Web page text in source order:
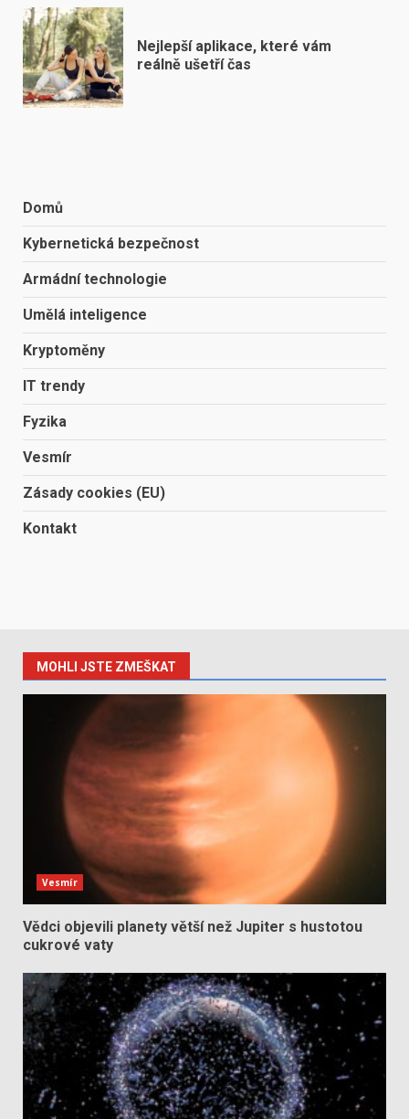
Nejlepší aplikace, které vám
reálně ušetří čas
Domů
Kybernetická bezpečnost
Armádní technologie
Umělá inteligence
Kryptoměny
IT trendy
Fyzika
Vesmír
Zásady cookies (EU)
Kontakt
MOHLI JSTE ZMEŠKAT
Vesmír
Vědci objevili planety větší než Jupiter s hustotou
cukrové vaty